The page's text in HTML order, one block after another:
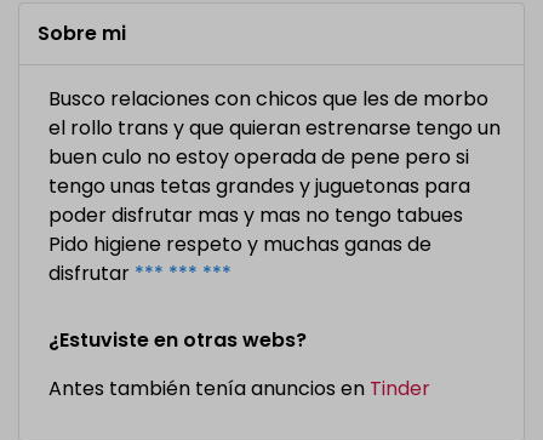
Sobre mi
Busco relaciones con chicos que les de morbo
el rollo trans y que quieran estrenarse tengo un
buen culo no estoy operada de pene pero si
tengo unas tetas grandes y juguetonas para
poder disfrutar mas y mas no tengo tabues
Pido higiene respeto y muchas ganas de
disfrutar *** *** ***
¿Estuviste en otras webs?
Antes también tenía anuncios en Tinder